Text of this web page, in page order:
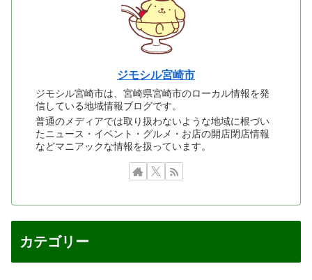
ジモシル宮崎市
ジモシル宮崎市は、宮崎県宮崎市のローカル情報を発
信している地域情報ブログです。
普通のメディアでは取り扱わないような地域に根づい
たニュース・イベント・グルメ・お店の開店閉店情報
などマニアックな情報を扱っています。
カテゴリー